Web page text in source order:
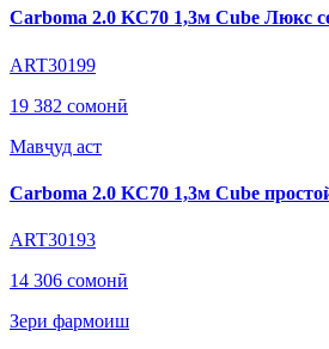
Carboma 2.0 KC70 1,3м Cube Люкс
ART30199
19 382 сомонӣ
Мавҷуд аст
Carboma 2.0 KC70 1,3м Cube
ART30193
14 306 сомонӣ
Зери фармоиш